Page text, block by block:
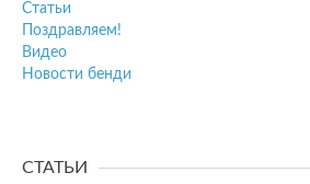
Статьи
Поздравляем!
Видео
Новости бенди
СТАТЬИ